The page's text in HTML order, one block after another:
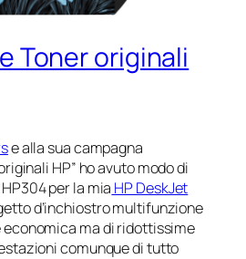
Toner originali
e alla sua campagna
HP” ho avuto modo di
per la mia HP DeskJet
d’inchiostro multifunzione
ma di ridottissime
comunque di tutto